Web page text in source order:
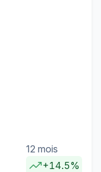
12 mois
+14.5%